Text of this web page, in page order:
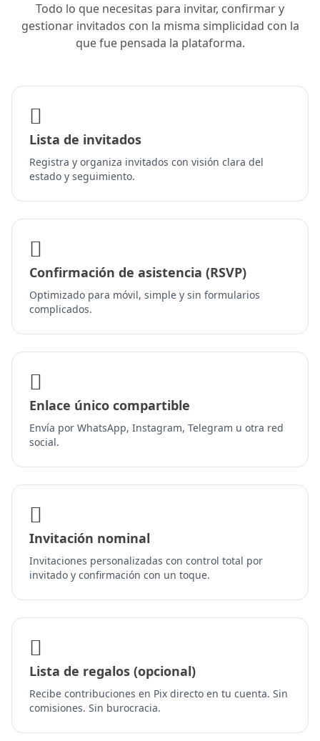
Todo lo que necesitas para invitar, confirmar y
gestionar invitados con la misma simplicidad con la
que fue pensada la plataforma.
Lista de invitados
Registra y organiza invitados con visión clara del
estado y seguimiento.
Confirmación de asistencia (RSVP)
Optimizado para móvil, simple y sin formularios
complicados.
Enlace único compartible
Envía por WhatsApp, Instagram, Telegram u otra red
social.
Invitación nominal
Invitaciones personalizadas con control total por
invitado y confirmación con un toque.
Lista de regalos (opcional)
Recibe contribuciones en Pix directo en tu cuenta. Sin
comisiones. Sin burocracia.